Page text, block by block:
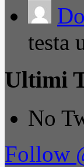
testa
Ultimi
No
Follow